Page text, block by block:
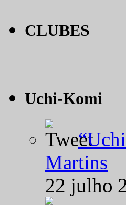
CLUBES
Uchi-Komi
Martins
22 julho